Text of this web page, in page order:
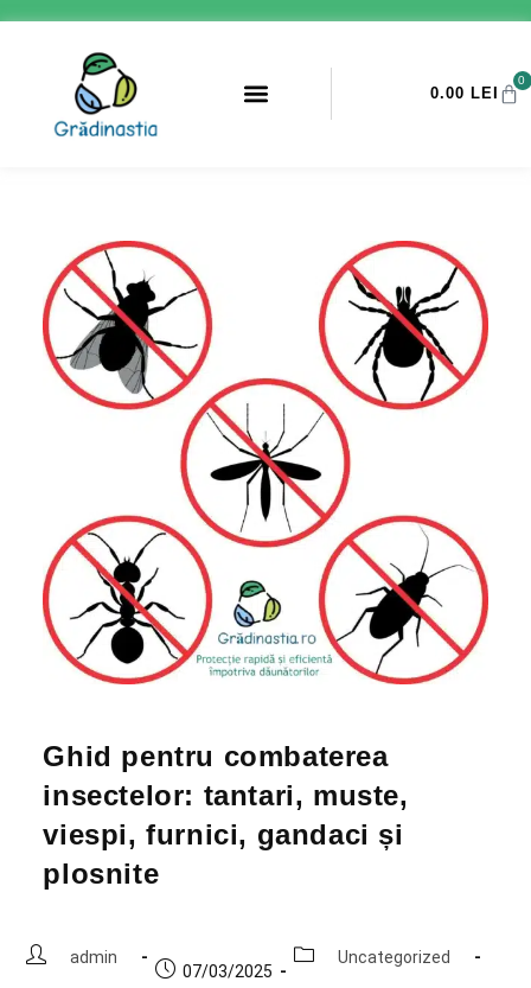
0.00 LEI
0
Ghid pentru combaterea
insectelor: tantari, muste,
viespi, furnici, gandaci și
plosnite
admin
07/03/2025
Uncategorized